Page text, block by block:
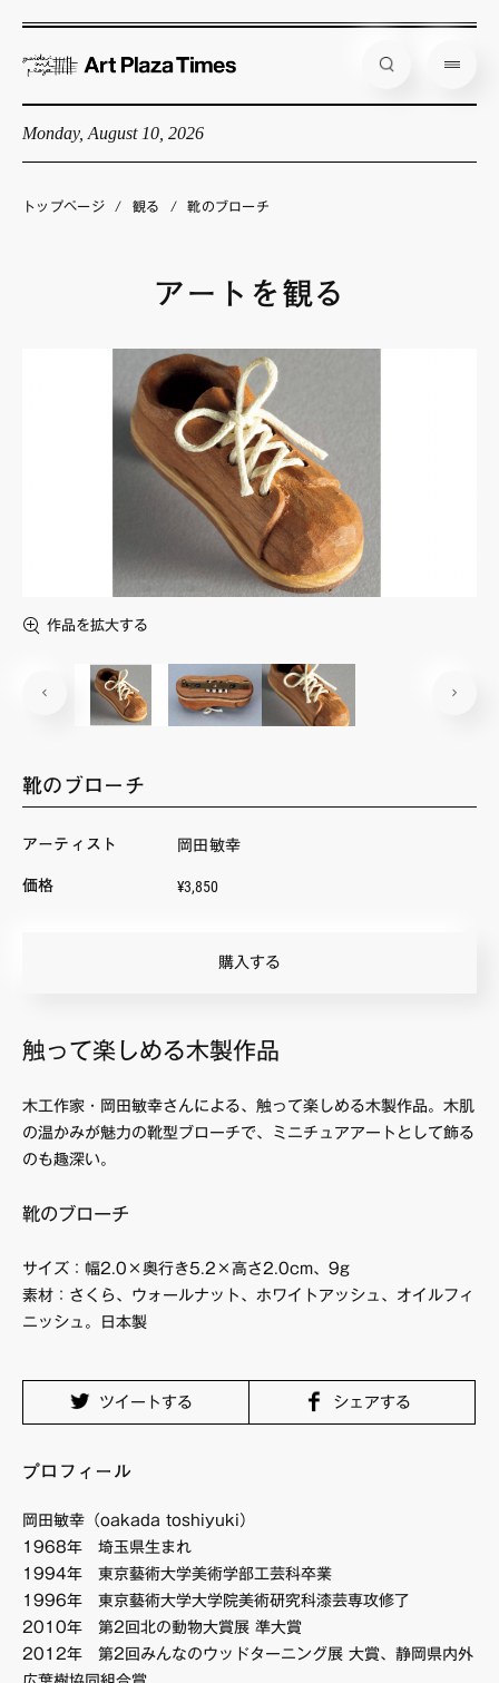
Monday, August 10, 2026
企画展情報
店舗からのお知らせ
公式通販
FAQ・お問い合わせ
トップページ / 観る / 靴のブローチ
アートを観る
作品を拡大する
靴のブローチ
アーティスト 岡田敏幸
価格 ¥3,850
購入する
触って楽しめる木製作品
木工作家・岡田敏幸さんによる、触って楽しめる木製作品。木肌
の温かみが魅力の靴型ブローチで、ミニチュアアートとして飾る
のも趣深い。
靴のブローチ
サイズ：幅2.0×奥行き5.2×高さ2.0cm、9g
素材：さくら、ウォールナット、ホワイトアッシュ、オイルフィ
ニッシュ。日本製
ツイートする シェアする
プロフィール
岡田敏幸（oakada toshiyuki）
1968年 埼玉県生まれ
1994年 東京藝術大学美術学部工芸科卒業
1996年 東京藝術大学大学院美術研究科漆芸専攻修了
2010年 第2回北の動物大賞展 準大賞
2012年 第2回みんなのウッドターニング展 大賞、静岡県内外